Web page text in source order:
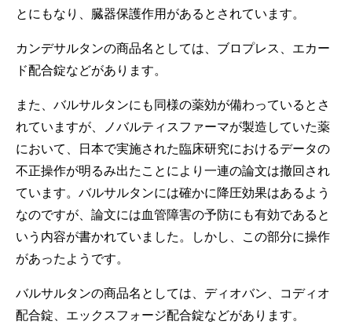
とにもなり、臓器保護作用があるとされています。
カンデサルタンの商品名としては、ブロプレス、エカー
ド配合錠などがあります。
また、バルサルタンにも同様の薬効が備わっているとさ
れていますが、ノバルティスファーマが製造していた薬
において、日本で実施された臨床研究におけるデータの
不正操作が明るみ出たことにより一連の論文は撤回され
ています。バルサルタンには確かに降圧効果はあるよう
なのですが、論文には血管障害の予防にも有効であると
いう内容が書かれていました。しかし、この部分に操作
があったようです。
バルサルタンの商品名としては、ディオバン、コディオ
配合錠、エックスフォージ配合錠などがあります。